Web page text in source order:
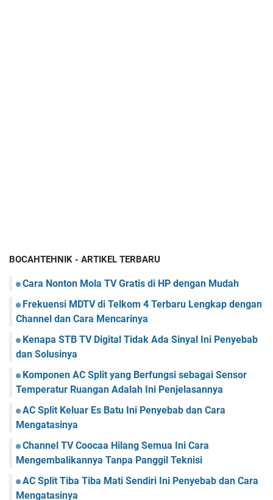
BOCAHTEHNIK - ARTIKEL TERBARU
Cara Nonton Mola TV Gratis di HP dengan Mudah
Frekuensi MDTV di Telkom 4 Terbaru Lengkap dengan
Channel dan Cara Mencarinya
Kenapa STB TV Digital Tidak Ada Sinyal Ini Penyebab
dan Solusinya
Komponen AC Split yang Berfungsi sebagai Sensor
Temperatur Ruangan Adalah Ini Penjelasannya
AC Split Keluar Es Batu Ini Penyebab dan Cara
Mengatasinya
Channel TV Coocaa Hilang Semua Ini Cara
Mengembalikannya Tanpa Panggil Teknisi
AC Split Tiba Tiba Mati Sendiri Ini Penyebab dan Cara
Mengatasinya